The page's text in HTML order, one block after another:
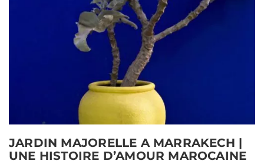
JARDIN MAJORELLE A MARRAKECH |
UNE HISTOIRE D’AMOUR MAROCAINE